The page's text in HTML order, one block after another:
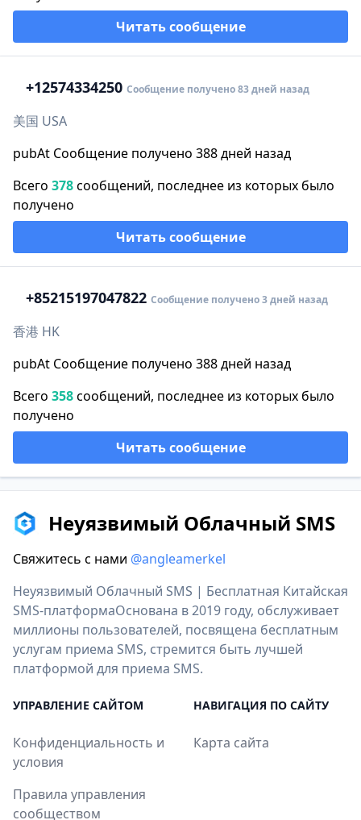
Читать сообщение
+12574334250 Сообщение получено 83 дней назад
美国 USA
pubAt Сообщение получено 388 дней назад
Всего 378сообщений, последнее из которых было
получено
Читать сообщение
+85215197047822 Сообщение получено 3 дней назад
香港 HK
pubAt Сообщение получено 388 дней назад
Всего 358сообщений, последнее из которых было
получено
Читать сообщение
Неуязвимый Облачный SMS
Свяжитесь с нами @angleamerkel
Неуязвимый Облачный SMS | Бесплатная Китайская
SMS-платформаОснована в 2019 году, обслуживает
миллионы пользователей, посвящена бесплатным
услугам приема SMS, стремится быть лучшей
платформой для приема SMS.
УПРАВЛЕНИЕ САЙТОМ
Конфиденциальность и
условия
Правила управления
сообществом
НАВИГАЦИЯ ПО САЙТУ
Карта сайта